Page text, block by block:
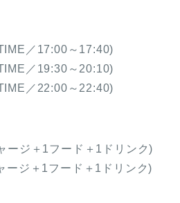
／17:00～17:40)
／19:30～20:10)
／22:00～22:40)
ージ＋1フード＋1ドリンク)
ージ＋1フード＋1ドリンク)